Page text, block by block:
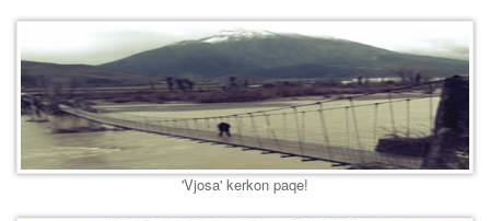
'Vjosa' kerkon paqe!